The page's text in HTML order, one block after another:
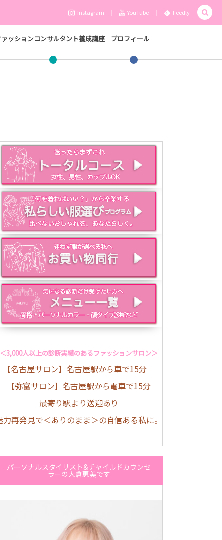
Instagram YouTube Feedly
ァッションコンサルタント養成講座 プロフィール
＜3,000人以上の診断実績のあるファッションサロン＞
【名古屋サロン】名古屋駅から車で15分
【弥富サロン】名古屋駅から電車で15分
最寄り駅より送迎あり
力再発見で＜ありのまま＞の自信ある私に。
パーソナルスタイリスト&チャイルドカウンセ
ラーの大倉恵美です